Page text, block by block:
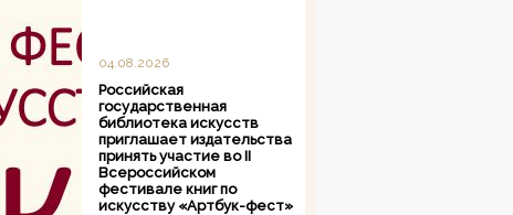
04.08.2026
Российская
государственная
библиотека искусств
приглашает издательства
принять участие во II
Всероссийском
фестивале книг по
искусству «Артбук-фест»